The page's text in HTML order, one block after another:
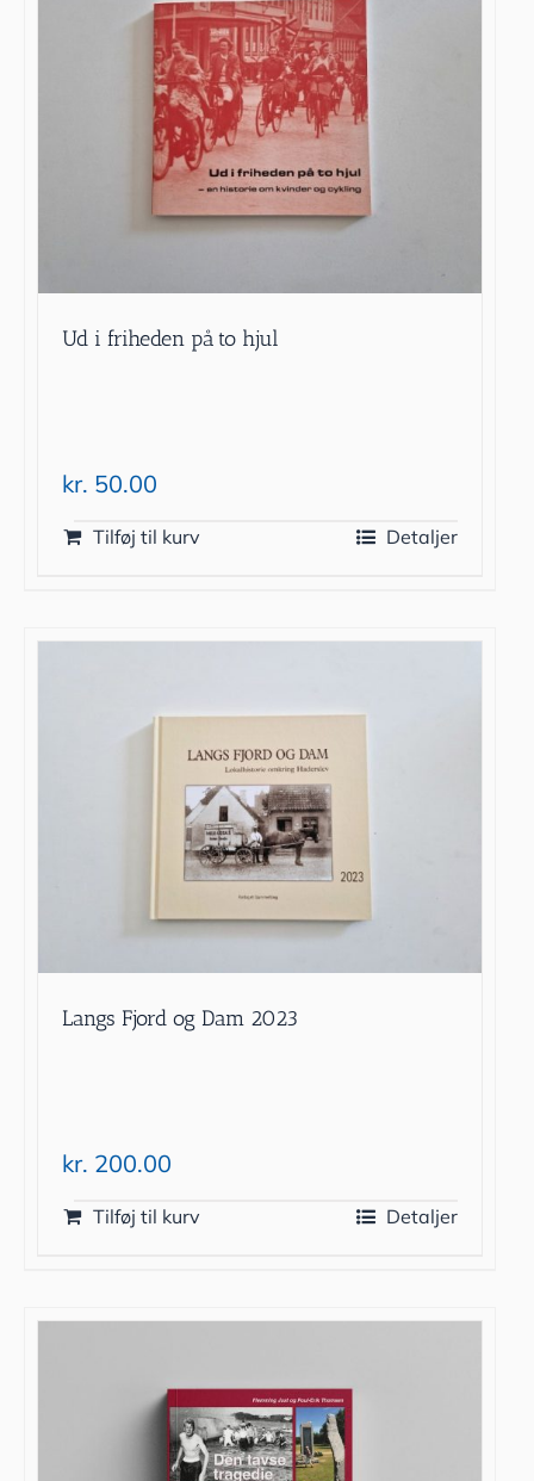
Ud i friheden på to hjul
kr. 50.00
Tilføj til kurv Detaljer
Langs Fjord og Dam 2023
kr. 200.00
Tilføj til kurv Detaljer